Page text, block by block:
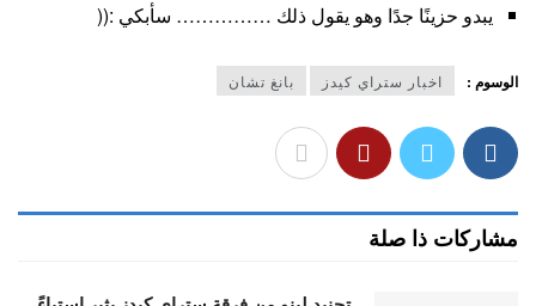
يبدو حزينًا جدًا وهو يقول ذلك …………… سأبكي :((
الوسوم : اخبار ستراي كيدز بانغ تشان
مشاركات ذا صلة